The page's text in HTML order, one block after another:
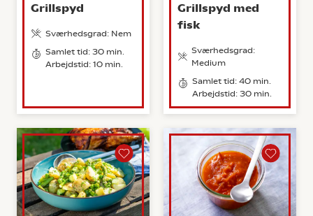
Grillspyd
Sværhedsgrad: Nem
Samlet tid: 30 min.
Arbejdstid: 10 min.
Grillspyd med
fisk
Sværhedsgrad:
Medium
Samlet tid: 40 min.
Arbejdstid: 30 min.